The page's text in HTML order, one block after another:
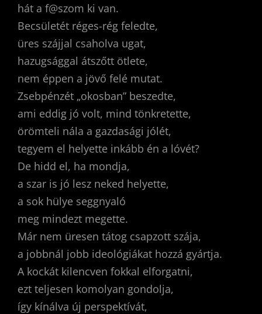
hát a f@szom ki van.
Becsületét réges-rég feledte,
üres szájjal csaholva ugat,
hazugsággal átszőtt ötlete,
nem éppen a jövő felé mutat.
Zsebpénzét „okosban” beszedte,
ami eddig jó volt, mind tönkretette,
örömteli nála a gazdasági jólét,
tegyem el helyette inkább én a lóvét?
De hidd el, ha mondja,
a szar is jó lesz neked helyette,
a sok hülye seggnyaló
meg mindezt megette.
Már nem üresen tátog csapzott szája,
a jobbnál jobb ideológiákat hozzá gyártja.
A kockát kilencven fokkal elforgatni,
ezt teljesen komolyan gondolja,
így kínálva új perspektívát,